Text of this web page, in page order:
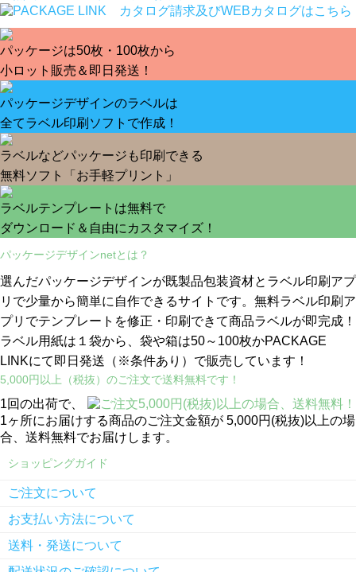
パッケージは50枚・100枚から
小ロット販売＆即日発送！
パッケージデザインのラベルは
全てラベル印刷ソフトで作成！
ラベルなどパッケージも印刷できる
無料ソフト「お手軽プリント」
ラベルテンプレートは無料で
ダウンロード＆自由にカスタマイズ！
パッケージデザインnetとは？
選んだパッケージデザインが既製品包装資材とラベル印刷アプ
リで少量から簡単に自作できるサイトです。無料ラベル印刷ア
プリでテンプレートを修正・印刷できて商品ラベルが即完成！
ラベル用紙は１袋から、袋や箱は50～100枚かPACKAGE
LINKにて即日発送 （※条件あり） で販売しています！
5,000円以上（税抜）のご注文で送料無料です！
1回の出荷で、
1ヶ所にお届けする商品のご注文金額が 5,000円(税抜)以上の場
合、送料無料でお届けします。
ショッピングガイド
ご注文について
お支払い方法について
送料・発送について